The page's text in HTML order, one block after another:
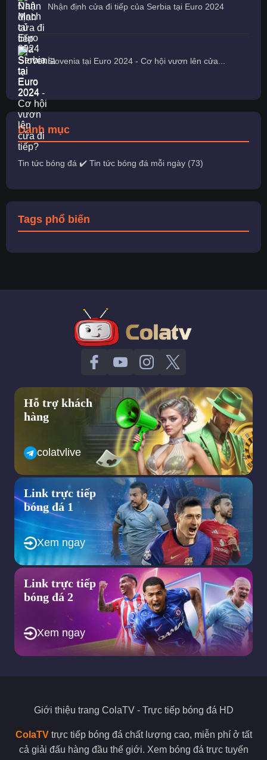
Nhận định cửa đi tiếp của Serbia tại Euro 2024
Slovenia tại Euro 2024 - Cơ hội vươn lên cửa...
Danh mục
Tin tức bóng đá ✔️ Tin tức bóng đá mỗi ngày (73)
Tags phổ biến
Hỗ trợ khách
hàng
colatvlive
Link trực tiếp
bóng đá 1
Xem ngay
Link trực tiếp
bóng đá 2
Xem ngay
Giới thiệu trang ColaTV- Trực tiếp bóng đá HD
ColaTVtrực tiếp bóng đá chất lượng cao, miễn phí ở tất
cả giải đấu hàng đầu thế giới. Xem bóng đá trực tuyến